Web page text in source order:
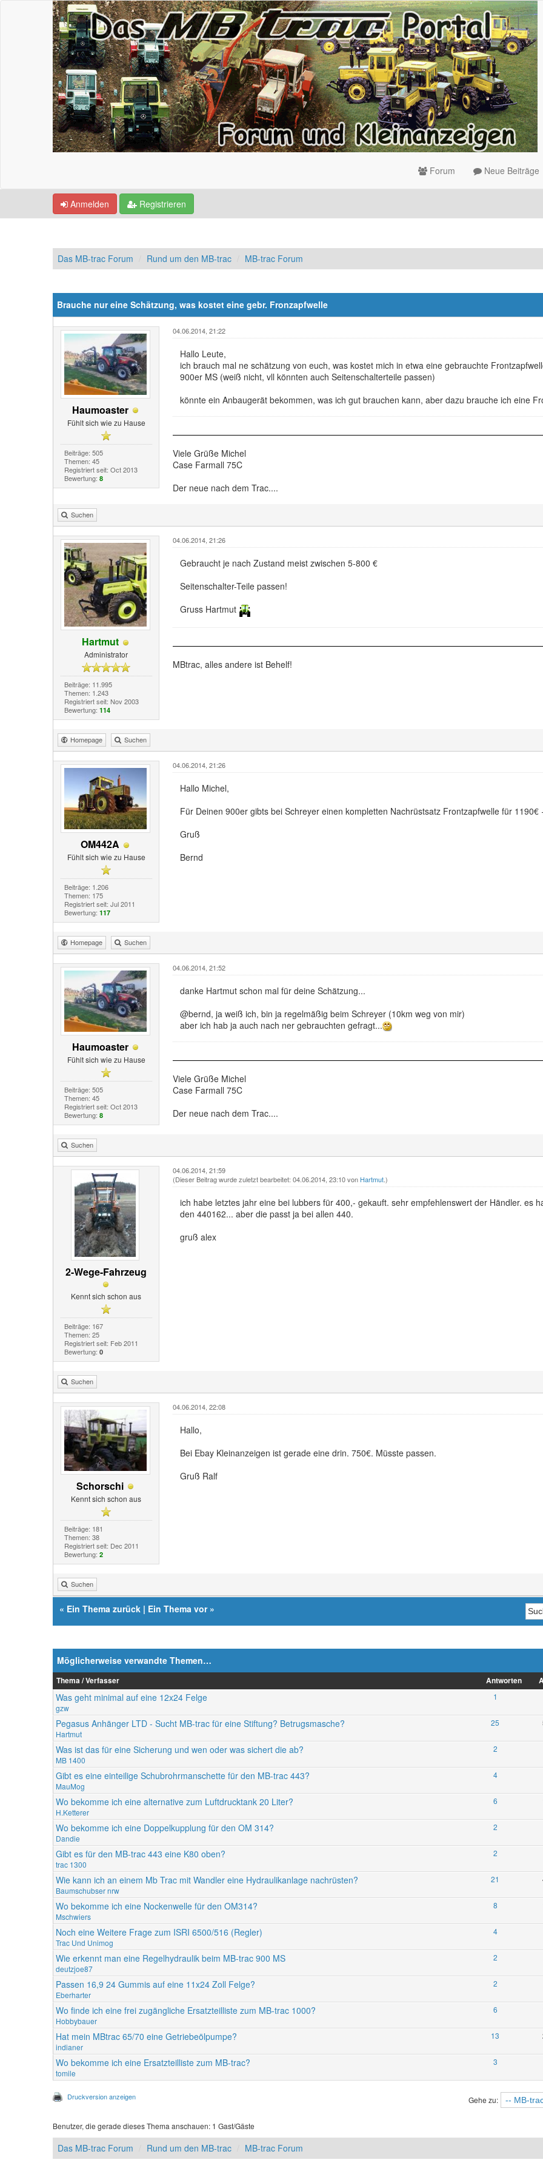
Forum Neue Beiträge
Anmelden Registrieren
Das MB-trac Forum Rund um den MB-trac MB-trac Forum
Brauche nur eine Schätzung, was kostet eine gebr. Fronzapfwelle
Haumoaster
Fühlt sich wie zu Hause
Beiträge: 505
Themen: 45
Registriert seit: Oct 2013
Bewertung: 8
04.06.2014, 21:22
Hallo Leute,
ich brauch mal ne schätzung von euch, was kostet mich in etwa eine gebrauchte
900er MS (weiß nicht, vll könnten auch Seitenschalterteile passen)
könnte ein Anbaugerät bekommen, was ich gut brauchen kann, aber dazu brauche ich eine
Viele Grüße Michel
Case Farmall 75C
Der neue nach dem Trac....
Suchen
Hartmut
Administrator
Beiträge: 11.995
Themen: 1.243
Registriert seit: Nov 2003
Bewertung: 114
04.06.2014, 21:26
Gebraucht je nach Zustand meist zwischen 5-800 €
Seitenschalter-Teile passen!
Gruss Hartmut
MBtrac, alles andere ist Behelf!
Homepage Suchen
OM442A
Fühlt sich wie zu Hause
Beiträge: 1.206
Themen: 175
Registriert seit: Jul 2011
Bewertung: 117
04.06.2014, 21:26
Hallo Michel,
Für Deinen 900er gibts bei Schreyer einen kompletten Nachrüstsatz Frontzapfwelle für 1190€
Gruß
Bernd
Homepage Suchen
Haumoaster
Fühlt sich wie zu Hause
Beiträge: 505
Themen: 45
Registriert seit: Oct 2013
Bewertung: 8
04.06.2014, 21:52
danke Hartmut schon mal für deine Schätzung...
@bernd, ja weiß ich, bin ja regelmäßig beim Schreyer (10km weg von mir)
aber ich hab ja auch nach ner gebrauchten gefragt...
Viele Grüße Michel
Case Farmall 75C
Der neue nach dem Trac....
Suchen
2-Wege-Fahrzeug
Kennt sich schon aus
Beiträge: 167
Themen: 25
Registriert seit: Feb 2011
Bewertung: 0
04.06.2014, 21:59
(Dieser Beitrag wurde zuletzt bearbeitet: 04.06.2014, 23:10 von Hartmut.)
ich habe letztes jahr eine bei lubbers für 400,- gekauft. sehr empfehlenswert der Händler. es
den 440162... aber die passt ja bei allen 440.
gruß alex
Suchen
Schorschi
Kennt sich schon aus
Beiträge: 181
Themen: 38
Registriert seit: Dec 2011
Bewertung: 2
04.06.2014, 22:08
Hallo,
Bei Ebay Kleinanzeigen ist gerade eine drin. 750€. Müsste passen.
Gruß Ralf
Suchen
« Ein Thema zurück | Ein Thema vor»
Möglicherweise verwandte Themen…
Thema / Verfasser Antworten
Was geht minimal auf eine 12x24 Felge
gzw
1
Pegasus Anhänger LTD - Sucht MB-trac für eine Stiftung? Betrugsmasche?
Hartmut
25
Was ist das für eine Sicherung und wen oder was sichert die ab?
MB 1400
2
Gibt es eine einteilige Schubrohrmanschette für den MB-trac 443?
MauMog
4
Wo bekomme ich eine alternative zum Luftdrucktank 20 Liter?
H.Ketterer
6
Wo bekomme ich eine Doppelkupplung für den OM 314?
Dandie
2
Gibt es für den MB-trac 443 eine K80 oben?
trac 1300
2
Wie kann ich an einem Mb Trac mit Wandler eine Hydraulikanlage nachrüsten?
Baumschubser nrw
21
Wo bekomme ich eine Nockenwelle für den OM314?
Mschwiers
8
Noch eine Weitere Frage zum ISRI 6500/516 (Regler)
Trac Und Unimog
4
Wie erkennt man eine Regelhydraulik beim MB-trac 900 MS
deutzjoe87
2
Passen 16,9 24 Gummis auf eine 11x24 Zoll Felge?
Eberharter
2
Wo finde ich eine frei zugängliche Ersatzteilliste zum MB-trac 1000?
Hobbybauer
6
Hat mein MBtrac 65/70 eine Getriebeölpumpe?
indianer
13
Wo bekomme ich eine Ersatzteilliste zum MB-trac?
tomile
3
Druckversion anzeigen Gehe zu:
Benutzer, die gerade dieses Thema anschauen: 1 Gast/Gäste
Das MB-trac Forum Rund um den MB-trac MB-trac Forum